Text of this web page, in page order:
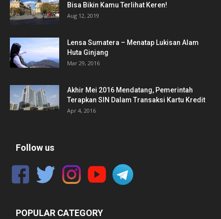
Bisa Bikin Kamu Terlihat Keren!
Aug 12, 2019
Lensa Sumatera – Menatap Lukisan Alam
Huta Ginjang
Mar 29, 2016
Akhir Mei 2016 Mendatang, Pemerintah
Terapkan SIN Dalam Transaksi Kartu Kredit
Apr 4, 2016
Follow us
POPULAR CATEGORY